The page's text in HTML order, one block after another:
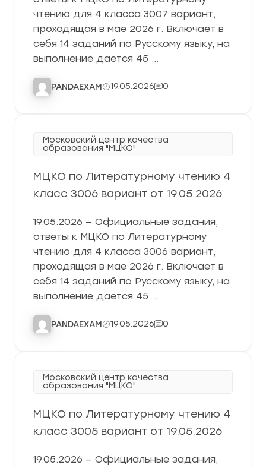
чтению для 4 класса 3007 вариант,
проходящая в мае 2026 г. Включает в
себя 14 заданий по Русскому языку, на
выполнение дается 45 …
PANDAEXAM 19.05.2026 0
Московский центр качества
образования "МЦКО"
МЦКО по Литературному чтению 4
класс 3006 вариант от 19.05.2026
19.05.2026 — Официальные задания,
ответы к МЦКО по Литературному
чтению для 4 класса 3006 вариант,
проходящая в мае 2026 г. Включает в
себя 14 заданий по Русскому языку, на
выполнение дается 45 …
PANDAEXAM 19.05.2026 0
Московский центр качества
образования "МЦКО"
МЦКО по Литературному чтению 4
класс 3005 вариант от 19.05.2026
19.05.2026 — Официальные задания,